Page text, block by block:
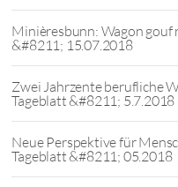
Minièresbunn: Wagon
&#8211; 15.07.2018
Zwei Jahrzente berufliche
Tageblatt &#8211; 5.7.2018
Neue Perspektive für
Tageblatt &#8211; 05.2018